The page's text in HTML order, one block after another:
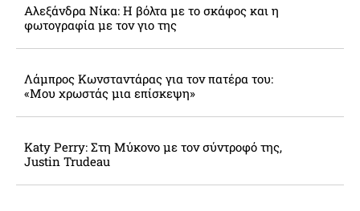
Αλεξάνδρα Νίκα: Η βόλτα με το σκάφος και η
φωτογραφία με τον γιο της
Λάμπρος Κωνσταντάρας για τον πατέρα του:
«Μου χρωστάς μια επίσκεψη»
Katy Perry: Στη Μύκονο με τον σύντροφό της,
Justin Trudeau